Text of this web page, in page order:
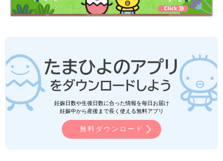
妊娠日数や生後日数に合った情報を毎日お届け
妊娠中から産後まで長く使える無料アプリ
無料ダウンロード